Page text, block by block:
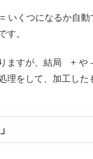
いくつになるか自動
す。
ますが、結局 + や
理をして、加工した